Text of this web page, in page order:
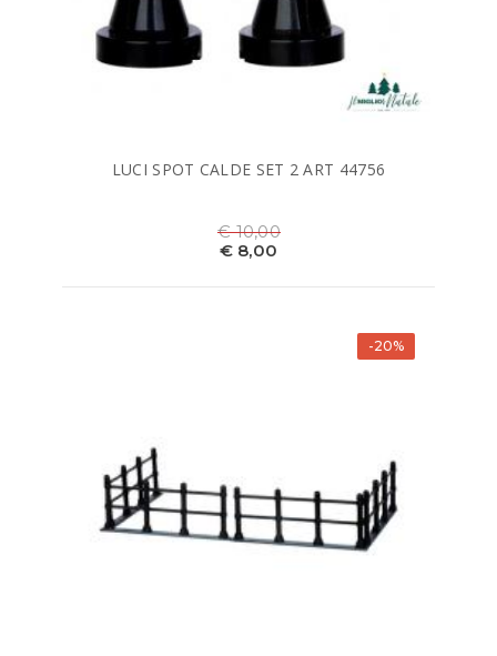
LUCI SPOT CALDE SET 2 ART 44756
€ 10,00
€ 8,00
-20%